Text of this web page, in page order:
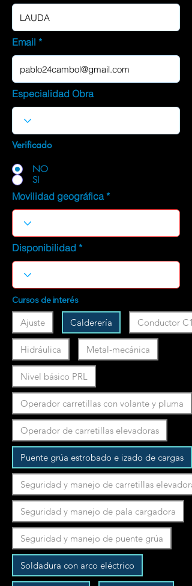
Email
Especialidad Obra
Verificado
NO
SI
Movilidad geográfica
Disponibilidad
Cursos de interés
Ajuste Calderería Conductor C1
Hidráulica Metal-mecánica
Nivel básico PRL
Operador carretillas con volante y pluma
Operador de carretillas elevadoras
Puente grúa estrobado e izado de cargas
Seguridad y manejo de carretillas
Seguridad y manejo de pala cargadora
Seguridad y manejo de puente grúa
Soldadura con arco eléctrico